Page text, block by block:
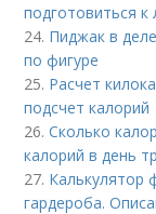
подготовиться к
24. Пиджак в
по фигуре
25. Расчет
подсчет калорий
26.Сколько
калорий в день
27. Калькулятор
гардероба.